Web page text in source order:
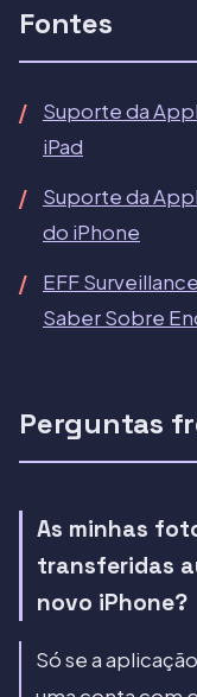
Fontes
Suporte da
iPad
Suporte da
do iPhone
EFF
Saber Sobre
Perguntas
As minhas
transferidas
novo iPhone?
Só se a